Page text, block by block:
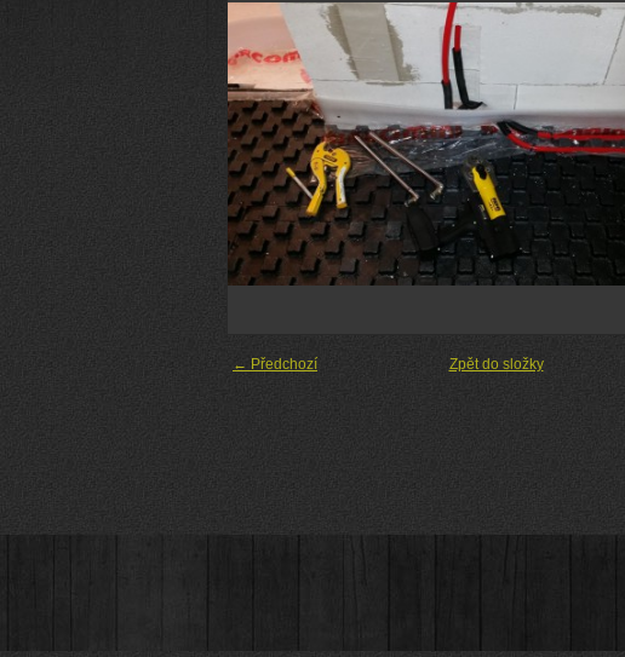
← Předchozí Zpět do složky